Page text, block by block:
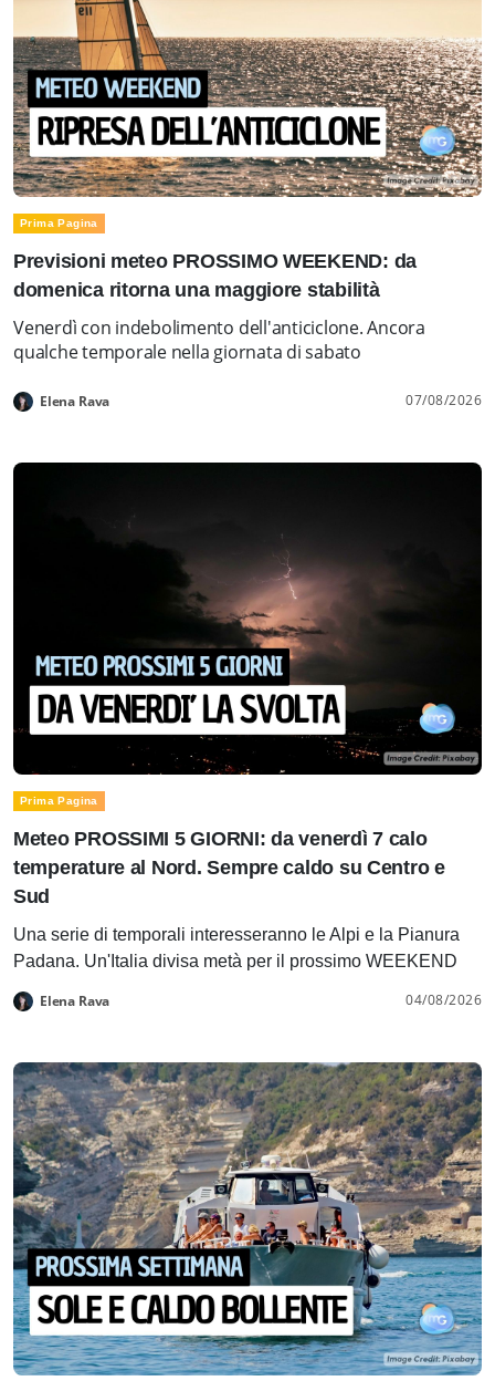
Prima Pagina
Previsioni meteo PROSSIMO WEEKEND: da
domenica ritorna una maggiore stabilità
Venerdì con indebolimento dell'anticiclone. Ancora
qualche temporale nella giornata di sabato
Elena Rava 07/08/2026
Prima Pagina
Meteo PROSSIMI 5 GIORNI: da venerdì 7 calo
temperature al Nord. Sempre caldo su Centro e
Sud
Una serie di temporali interesseranno le Alpi e la Pianura
Padana. Un'Italia divisa metà per il prossimo WEEKEND
Elena Rava 04/08/2026